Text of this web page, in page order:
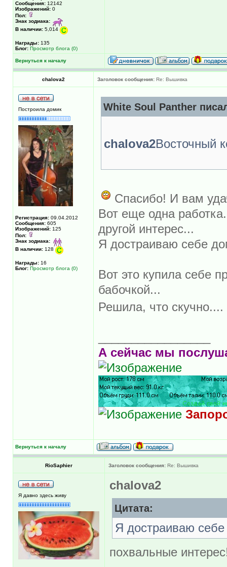
Сообщения: 12142
Изображений: 0
Пол:
Знак зодиака:
В наличии: 5,014
Награды: 135
Блог: Просмотр блога (0)
Вернуться к началу
chalova2 Заголовок сообщения: Re: Вышивка
Построила домик
Регистрация: 09.04.2012
Сообщения: 605
Изображений: 125
Пол:
Знак зодиака:
В наличии: 128
Награды: 16
Блог: Просмотр блога (0)
White Soul Panther
chalova2Восточный
Спасибо! И вам
Вот еще одна
другой интерес...
Я достраиваю себе
Вот это купила себе
бабочкой...
Решила, что скучно....
А сейчас мы
Вернуться к началу
RioSaphier Заголовок сообщения: Re: Вышивка
Я давно здесь живу
chalova2
Цитата:
Я достраиваю
похвальные